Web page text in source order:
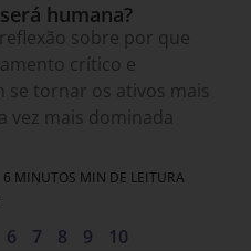
humana?
sobre por que
crítico e
se tornar os ativos mais
vez mais dominada
6 MINUTOS MIN DE LEITURA
6 7 8 9 10